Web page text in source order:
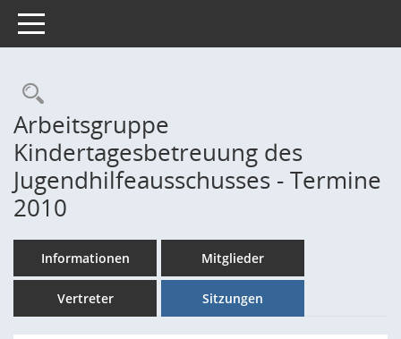
Toggle navigation
Rechercheauswahl
Arbeitsgruppe
Kindertagesbetreuung des
Jugendhilfeausschusses - Termine
2010
Informationen Mitglieder
Vertreter Sitzungen